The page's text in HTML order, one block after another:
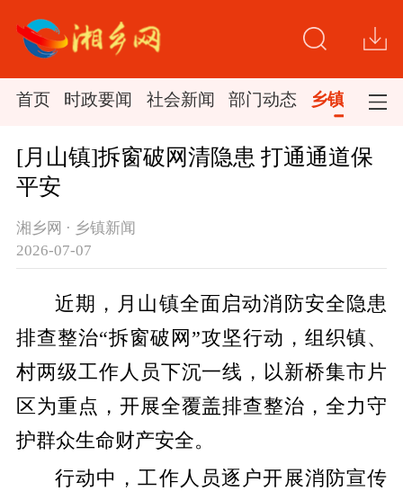
首页 时政要闻 社会新闻 部门动态 乡镇新闻
[月山镇]拆窗破网清隐患 打通通道保
平安
湘乡网 · 乡镇新闻
2026-07-07
近期，月山镇全面启动消防安全隐患
排查整治“拆窗破网”攻坚行动，组织镇、
村两级工作人员下沉一线，以新桥集市片
区为重点，开展全覆盖排查整治，全力守
护群众生命财产安全。
行动中，工作人员逐户开展消防宣传